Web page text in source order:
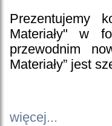
Prezentujemy
Materiały" w
przewodnim
Materiały” jest
więcej...